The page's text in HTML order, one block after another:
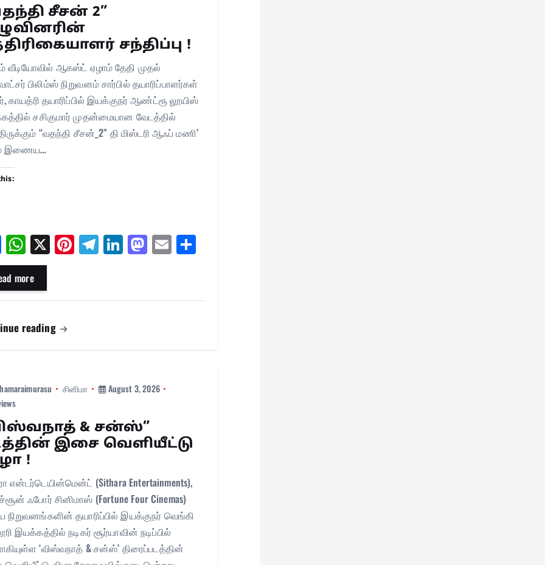
சீசன் 2”
சந்திப்பு !
வீடியோவில் ஆகஸ்ட் ஏழாம் தேதி முதல்
பிலிம்ஸ் நிறுவனம் சார்பில் தயாரிப்பாளர்கள்
காயத்ரி தயாரிப்பில் இயக்குநர் ஆண்ட்ரூ லூயிஸ்
சசிகுமார் முதன்மையான வேடத்தில்
“வதந்தி சீசன்_2” தி மிஸ்டரி ஆஃப் மணி’
இணைய…
Fa
ce
bo
ok
W
ha
ts
A
pp
X Pi
nt
es
Te
le
a
Li
nk
In
M
as
do
E
m
more
reading
சினிமா
August 3, 2026
& சன்ஸ்”
இசை வெளியீட்டு
!
என்டர்டெயின்மென்ட் (Sithara Entertainments),
ஃபோர் சினிமாஸ் (Fortune Four Cinemas)
நிறுவனங்களின் தயாரிப்பில் இயக்குநர் வெங்கி
இயக்கத்தில் நடிகர் சூர்யாவின் நடிப்பில்
‘விஸ்வநாத் & சன்ஸ்’ திரைப்படத்தின்